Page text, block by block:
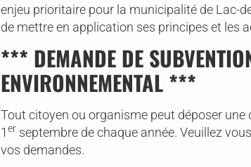
enjeu prioritaire pour la municipalité de Lac-
de mettre en application ses principes et les
*** DEMANDE DE
ENVIRONNEMENTAL ***
Tout citoyen ou organisme peut déposer une
1 er septembre de chaque année. Veuillez
vos demandes.